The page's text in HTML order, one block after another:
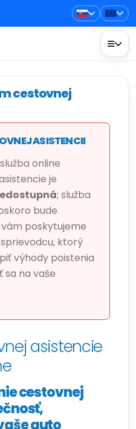
cestovnej
ASISTENCII
online
je
; služba
bude
poskytujeme
ktorý
výhody poistenia
sa na vaše
asistencie
cestovnej
auto